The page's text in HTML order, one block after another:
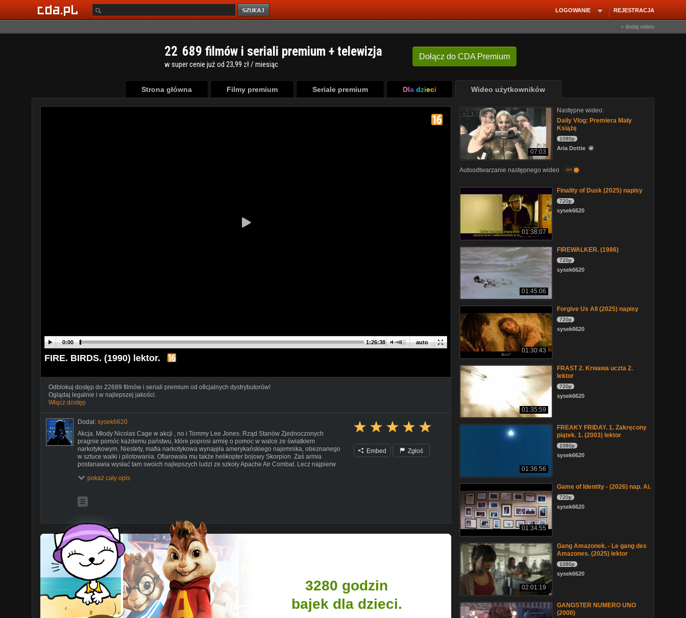
REJESTRACJA
LOGOWANIE
+ dodaj wideo
Dołącz do CDA Premium
22 689 filmów i seriali premium + telewizja
w super cenie już od 23,99 zł / miesiąc
Strona główna Filmy premium Seriale premium Dla dzieci Wideo użytkowników
auto
0:00 1:26:38
FIRE. BIRDS. (1990) lektor.
Odblokuj dostęp do 22689 filmów i seriali premium od oficjalnych dystrybutorów!
Oglądaj legalnie i w najlepszej jakości.
Włącz dostęp
Dodał: sysek6620
Akcja. Młody Nicolas Cage w akcji , no i Tommy Lee Jones. Rząd Stanów Zjednoczonych
pragnie pomóc każdemu państwu, które poprosi armię o pomoc w walce ze światkiem
narkotykowym. Niestety, mafia narkotykowa wynajęła amerykańskiego najemnika, obeznanego
w sztuce walki i pilotowania. Ofiarowała mu także helikopter bojowy Skorpion. Zaś armia
postanawia wysłać tam swoich najlepszych ludzi ze szkoły Apache Air Combat. Lecz najpierw
pokaż cały opis
Embed Zgłoś
3280 godzin
bajek dla dzieci.
07:03
Następne wideo:
Daily Vlog: Premiera Mały
Książę
1080p
Aria Dottie
Autoodtwarzanie następnego wideo on
01:38:07
Finality of Dusk (2025) napisy
720p
sysek6620
01:45:06
FIREWALKER. (1986)
720p
sysek6620
01:30:43
Forgive Us All (2025) napisy
720p
sysek6620
01:35:59
FRAST 2. Krwawa uczta 2.
lektor
720p
sysek6620
01:36:56
FREAKY FRIDAY. 1. Zakręcony
piątek. 1. (2003) lektor
1080p
sysek6620
01:34:55
Game of Identity - (2026) nap. Ai.
720p
sysek6620
02:01:19
Gang Amazonek. - Le gang des
Amazones. (2025) lektor
1080p
sysek6620
GANGSTER NUMERO UNO
(2000)